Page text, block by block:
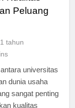
Kualitas
Peluang
1 tahun
universitas
dunia usaha
sangat penting